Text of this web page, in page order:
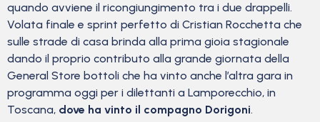
quando avviene il ricongiungimento tra i due drappelli.
Volata finale e sprint perfetto di Cristian Rocchetta che
sulle strade di casa brinda alla prima gioia stagionale
dando il proprio contributo alla grande giornata della
General Store bottoli che ha vinto anche l’altra gara in
programma oggi per i dilettanti a Lamporecchio, in
Toscana, dove ha vinto il compagno Dorigoni.